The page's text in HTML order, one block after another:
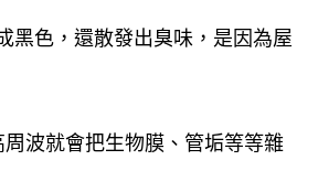
黑色，還散發出臭味，是因為屋
波就會把生物膜、管垢等等雜